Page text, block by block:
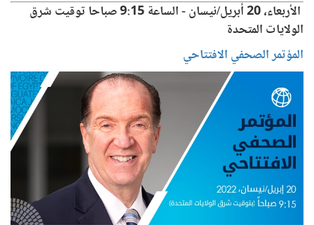
الأربعاء، 20 أبريل/نيسان - الساعة 9:15 صباحا توقيت شرق
الولايات المتحدة
المؤتمر الصحفي الافتتاحي